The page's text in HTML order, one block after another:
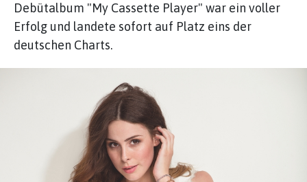
Debütalbum "My Cassette Player" war ein voller
Erfolg und landete sofort auf Platz eins der
deutschen Charts.